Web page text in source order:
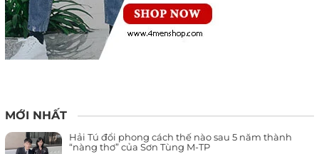
MỚI NHẤT
Hải Tú đổi phong cách thế nào sau 5 năm thành
“nàng thơ” của Sơn Tùng M-TP